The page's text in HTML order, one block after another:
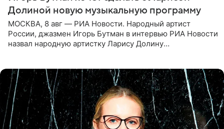
Долиной новую музыкальную программу
МОСКВА, 8 авг — РИА Новости. Народный артист
России, джазмен Игорь Бутман в интервью РИА Новости
назвал народную артистку Ларису Долину